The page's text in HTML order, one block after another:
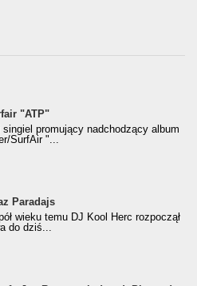
VIDEO
"ATP"
promujący nadchodzący album
SurfAir "...
za
Album Roku
Paradajs
wieku temu DJ Kool Herc rozpoczął
do dziś...